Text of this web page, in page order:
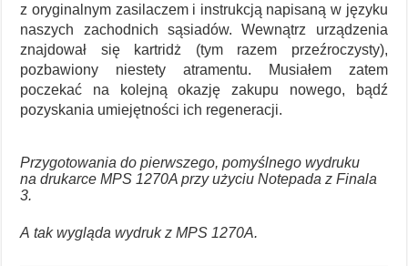
z oryginalnym zasilaczem i instrukcją napisaną w języku
naszych zachodnich sąsiadów. Wewnątrz urządzenia
znajdował się kartridż (tym razem przeźroczysty),
pozbawiony niestety atramentu. Musiałem zatem
poczekać na kolejną okazję zakupu nowego, bądź
pozyskania umiejętności ich regeneracji.
Przygotowania do pierwszego, pomyślnego wydruku
na drukarce MPS 1270A przy użyciu Notepada z Finala
3.
A tak wygląda wydruk z MPS 1270A.